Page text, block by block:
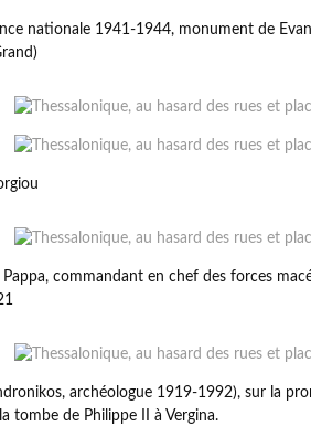
nationale 1941-1944, monument de
commandant en chef des forces
archéologue 1919-1992), sur la
tombe de Philippe II à Vergina.